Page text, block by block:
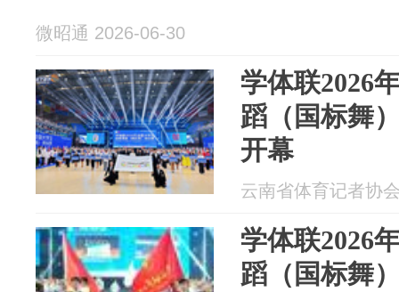
微昭通 2026-06-30
学体联2026
蹈（国标舞
开幕
云南省体育记者协
学体联2026
蹈（国标舞